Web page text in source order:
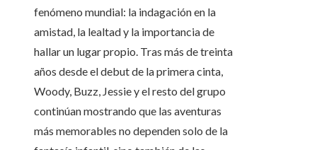
fenómeno mundial: la indagación en la
amistad, la lealtad y la importancia de
hallar un lugar propio. Tras más de treinta
años desde el debut de la primera cinta,
Woody, Buzz, Jessie y el resto del grupo
continúan mostrando que las aventuras
más memorables no dependen solo de la